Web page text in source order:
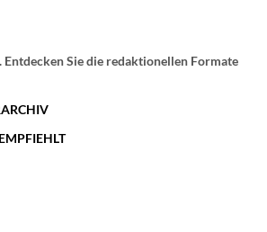
Sie die redaktionellen Formate